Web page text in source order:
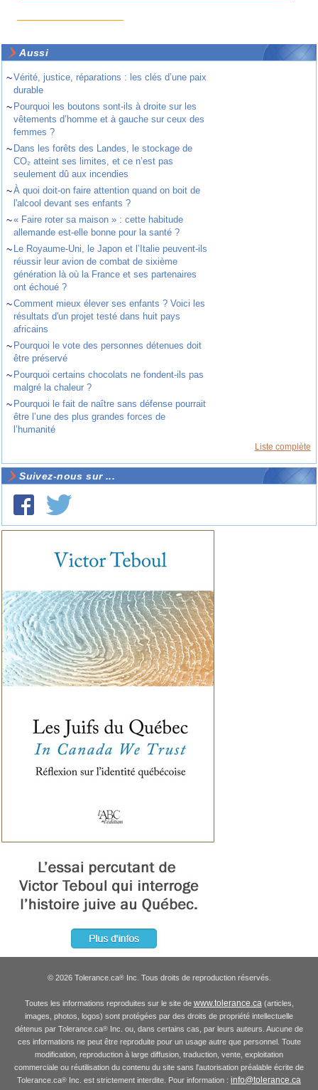
Aussi
~Vérité, justice, réparations : les clés d’une paix
durable
~ Pourquoi les boutons sont-ils à droite sur les
vêtements d’homme et à gauche sur ceux des
femmes ?
~ Dans les forêts des Landes, le stockage de
CO₂ atteint ses limites, et ce n’est pas
seulement dû aux incendies
~À quoi doit-on faire attention quand on boit de
l'alcool devant ses enfants ?
~« Faire roter sa maison » : cette habitude
allemande est-elle bonne pour la santé ?
~ Le Royaume-Uni, le Japon et l’Italie peuvent-ils
réussir leur avion de combat de sixième
génération là où la France et ses partenaires
ont échoué ?
~Comment mieux élever ses enfants ? Voici les
résultats d'un projet testé dans huit pays
africains
~ Pourquoi le vote des personnes détenues doit
être préservé
~ Pourquoi certains chocolats ne fondent-ils pas
malgré la chaleur ?
~ Pourquoi le fait de naître sans défense pourrait
être l’une des plus grandes forces de
l’humanité
Liste complète
Suivez-nous sur ...
© 2026 Tolerance.ca®Inc. Tous droits de reproduction réservés.
Toutes les informations reproduites sur le site de www.tolerance.ca(articles,
images, photos, logos) sont protégées par des droits de propriété intellectuelle
détenus par Tolerance.ca® Inc. ou, dans certains cas, par leurs auteurs. Aucune de
ces informations ne peut être reproduite pour un usage autre que personnel. Toute
modification, reproduction à large diffusion, traduction, vente, exploitation
commerciale ou réutilisation du contenu du site sans l'autorisation préalable écrite de
Tolerance.ca® Inc. est strictement interdite. Pour information : info@tolerance.ca